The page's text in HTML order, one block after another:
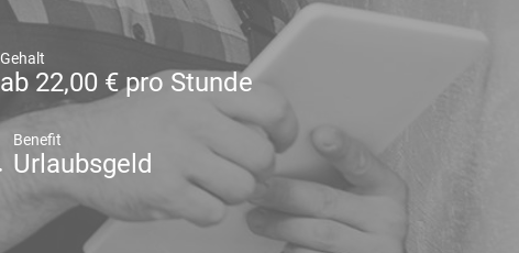
Gehalt
ab 22,00 € pro Stunde
Benefit
Urlaubsgeld